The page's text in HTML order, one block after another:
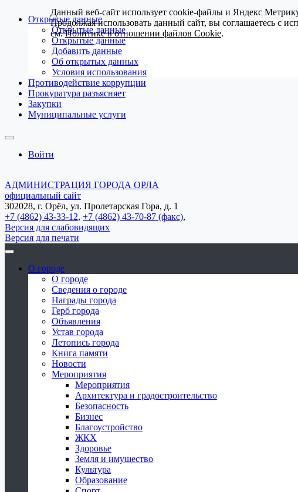
Открытые данные
Открытые данные
Открытые данные
Добавить данные
Об открытых данных
Условия использования
Противодействие коррупции
Прокуратура разъясняет
Закупки
Муниципальные услуги
Войти
АДМИНИСТРАЦИЯ ГОРОДА ОРЛА
официальный сайт
302028, г. Орёл, ул. Пролетарская Гора, д. 1
+7 (4862) 43-33-12, +7 (4862) 43-70-87 (факс),
Версия для слабовидящих
Версия для печати
О городе
О городе
Сведения о городе
Награды города
Герб города
Объявления
Устав города
Летопись города
Книга памяти
Новости
Мероприятия
Мероприятия
Архитектура и градостроительство
Безопасность
Бизнес
Благоустройство
ЖКХ
Здоровье
Земля и имущество
Культура
Образование
Данный веб-сайт использует cookie-файлы и Яндекс
Продолжая использовать данный сайт, вы соглашаетесь с
см.Политике в отношении файлов Cookie.